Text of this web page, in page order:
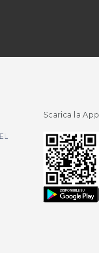
Scarica la App